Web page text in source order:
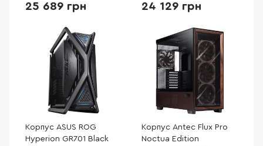
B39020)
25 689 грн 24 129 грн
Корпус ASUS ROG
Hyperion GR701 Black
Корпус Antec Flux Pro
Noctua Edition